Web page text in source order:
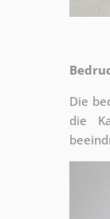
Die
die